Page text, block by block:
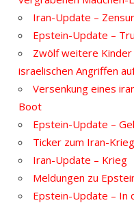
Iran-Update –
Epstein-Update –
Zwölf weitere Kinder
israelischen Angriffen
Versenkung eines
Boot
Epstein-Update –
Ticker zum Iran-Krieg
Iran-Update – Krieg
Meldungen zu
Epstein-Update – In